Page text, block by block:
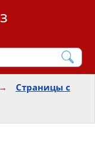
→
Страницы с